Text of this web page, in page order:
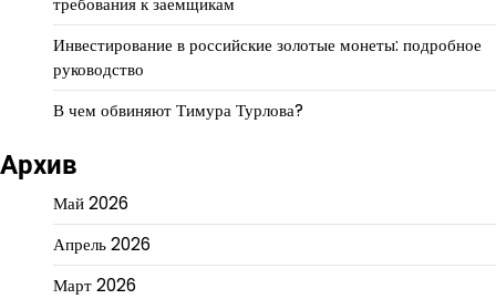
Инвестирование в российские золотые монеты: подробное
руководство
В чем обвиняют Тимура Турлова?
Архив
Май 2026
Апрель 2026
Март 2026